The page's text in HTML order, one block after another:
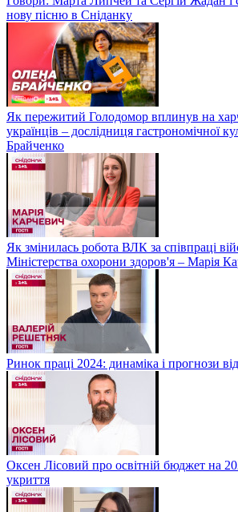
нову пісню в Сніданку
Як пережитий Голодомор вплинув на
українців – дослідниця гастрономічної
Брайченко
Як змінилась робота ВЛК за співпраці
Міністерства охорони здоров'я – Марія
Ринок праці 2024: динаміка і прогнози
Оксен Лісовий про освітній бюджет на
укриття